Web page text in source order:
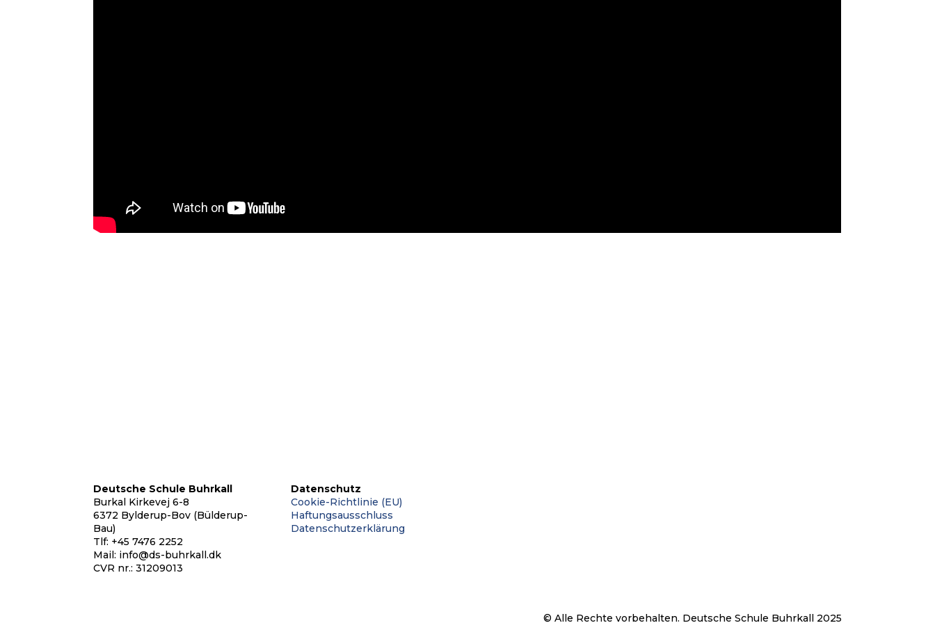
Deutsche Schule Buhrkall
Burkal Kirkevej 6-8
6372 Bylderup-Bov (Bülderup-
Bau)
Tlf: +45 7476 2252
Mail: info@ds-buhrkall.dk
CVR nr.: 31209013
Datenschutz
Cookie-Richtlinie (EU)
Haftungsausschluss
Datenschutzerklärung
© Alle Rechte vorbehalten. Deutsche Schule Buhrkall 2025